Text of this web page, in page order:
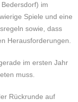
im
Spiele und eine
sowie, dass
Herausforderungen.
im ersten Jahr
muss.
Rückrunde auf